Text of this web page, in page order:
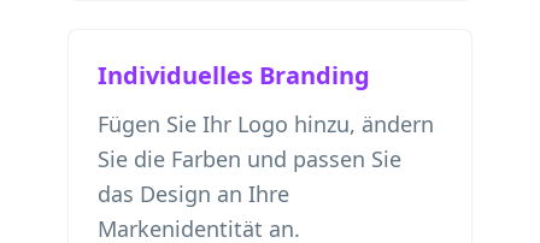
Individuelles Branding
Fügen Sie Ihr Logo hinzu, ändern
Sie die Farben und passen Sie
das Design an Ihre
Markenidentität an.